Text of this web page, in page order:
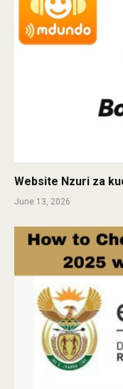
Website Nzuri za
June 13, 2026